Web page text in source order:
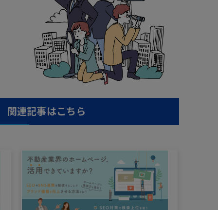
関連記事はこちら